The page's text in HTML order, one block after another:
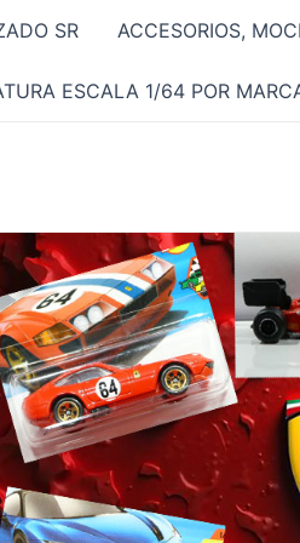
SR ACCESORIOS,
ESCALA 1/64 POR